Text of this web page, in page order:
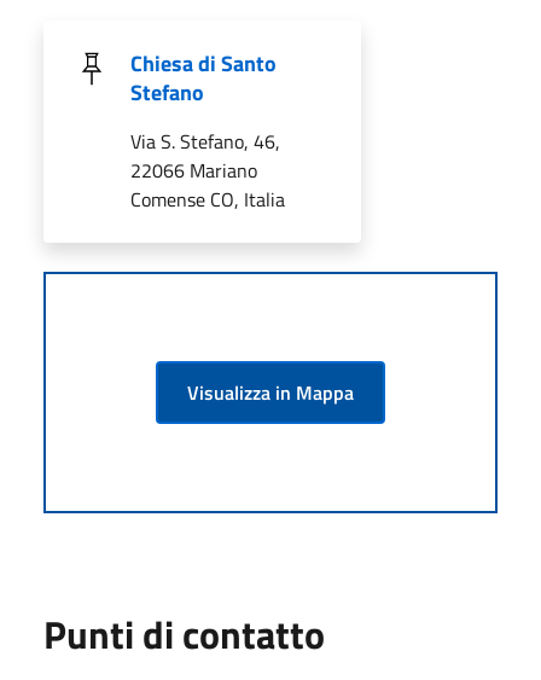
Chiesa di Santo
Stefano
Via S. Stefano, 46,
22066 Mariano
Comense CO, Italia
Visualizza in Mappa
Punti di contatto